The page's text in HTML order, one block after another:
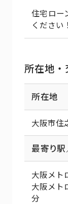
住宅ロー
ください！
所在地・
所在地
大阪市住
最寄り
大阪メト
大阪メト
分